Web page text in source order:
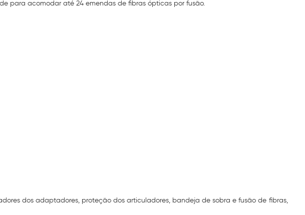
para acomodar até 24 emendas de fibras ópticas por fusão.
dos adaptadores, proteção dos articuladores, bandeja de sobra e fusão de fibras,